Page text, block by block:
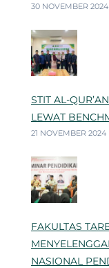
30 NOVEMBER 2024
STIT AL-
LEWAT
21 NOVEMBER 2024
FAKULTAS
NASIONAL